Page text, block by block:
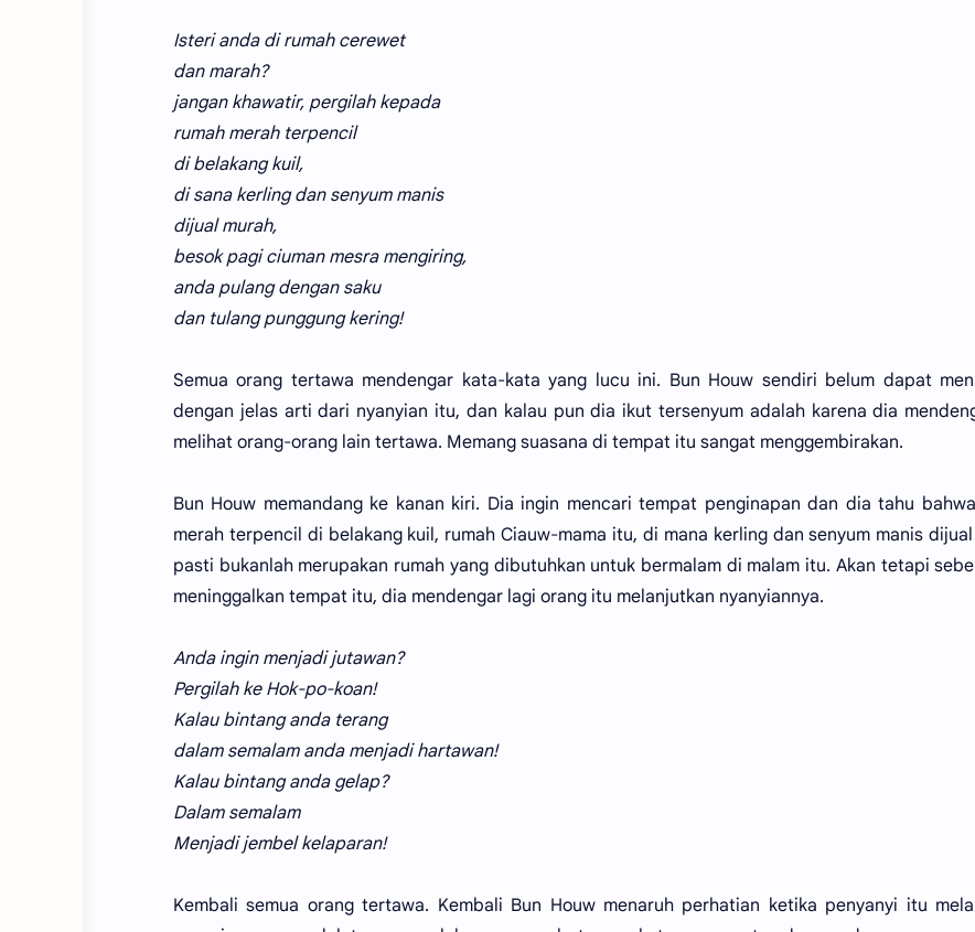
Isteri anda di rumah cerewet
dan marah?
jangan khawatir, pergilah kepada
rumah merah terpencil
di belakang kuil,
di sana kerling dan senyum manis
dijual murah,
besok pagi ciuman mesra mengiring,
anda pulang dengan saku
dan tulang punggung kering!
Semua orang tertawa mendengar kata-kata yang lucu ini. Bun Houw sendiri belum dapat
dengan jelas arti dari nyanyian itu, dan kalau pun dia ikut tersenyum adalah karena dia
melihat orang-orang lain tertawa. Memang suasana di tempat itu sangat menggembirakan.
Bun Houw memandang ke kanan kiri. Dia ingin mencari tempat penginapan dan dia tahu
merah terpencil di belakang kuil, rumah Ciauw-mama itu, di mana kerling dan senyum manis
pasti bukanlah merupakan rumah yang dibutuhkan untuk bermalam di malam itu. Akan tetapi
meninggalkan tempat itu, dia mendengar lagi orang itu melanjutkan nyanyiannya.
Anda ingin menjadi jutawan?
Pergilah ke Hok-po-koan!
Kalau bintang anda terang
dalam semalam anda menjadi hartawan!
Kalau bintang anda gelap?
Dalam semalam
Menjadi jembel kelaparan!
Kembali semua orang tertawa. Kembali Bun Houw menaruh perhatian ketika penyanyi itu